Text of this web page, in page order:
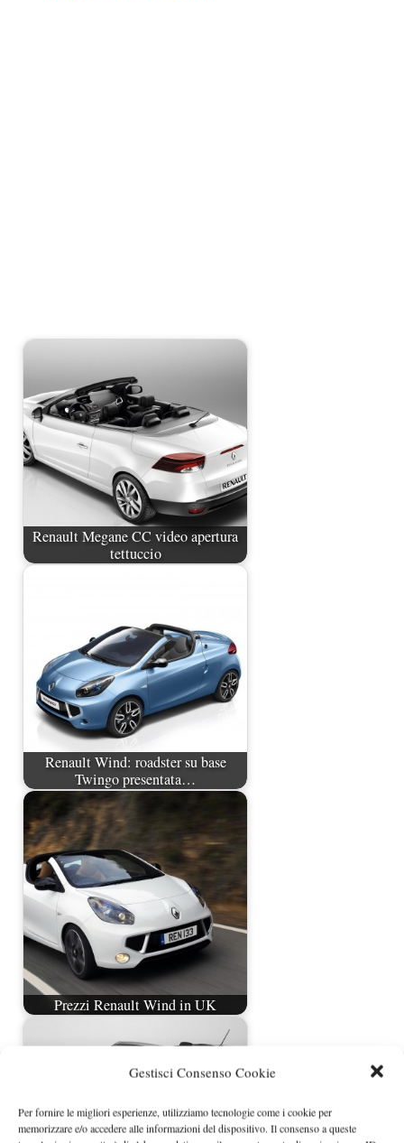
Gestisci Consenso Cookie
Per fornire le migliori esperienze, utilizziamo tecnologie come i cookie per
memorizzare e/o accedere alle informazioni del dispositivo. Il consenso a queste
Renault Megane CC video apertura
tettuccio
Renault Wind: roadster su base
Twingo presentata…
Prezzi Renault Wind in UK